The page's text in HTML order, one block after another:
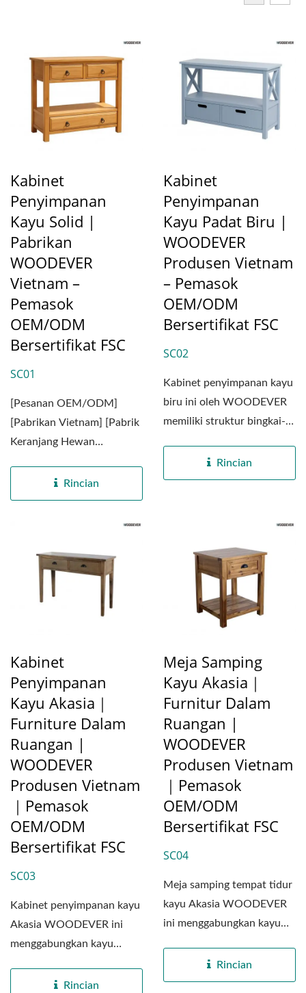
Kabinet
Penyimpanan
Kayu Solid |
Pabrikan
WOODEVER
Vietnam –
Pemasok
OEM/ODM
Bersertifikat FSC
SC01
[Pesanan OEM/ODM]
[Pabrikan Vietnam] [Pabrik
Keranjang Hewan
Disesuaikan...Rincian
Kabinet
Penyimpanan
Kayu Padat Biru |
WOODEVER
Produsen Vietnam
– Pemasok
OEM/ODM
Bersertifikat FSC
SC02
Kabinet penyimpanan kayu
biru ini oleh WOODEVER
memiliki struktur bingkai-X
Rincian
Kabinet
Penyimpanan
Kayu Akasia｜
Furniture Dalam
Ruangan |
WOODEVER
Produsen Vietnam
｜Pemasok
OEM/ODM
Bersertifikat FSC
SC03
Kabinet penyimpanan kayu
Akasia WOODEVER ini
menggabungkan kayu
MDF berkualitas...
Rincian
Meja Samping
Kayu Akasia｜
Furnitur Dalam
Ruangan |
WOODEVER
Produsen Vietnam
｜Pemasok
OEM/ODM
Bersertifikat FSC
SC04
Meja samping tempat tidur
kayu Akasia WOODEVER
ini menggabungkan kayu
Rincian